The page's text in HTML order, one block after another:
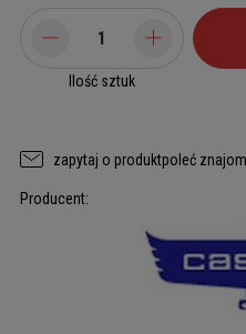
Ilość sztuk
zapytaj o produktpoleć
Producent: